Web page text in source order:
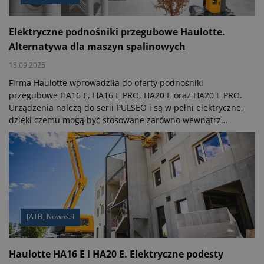
Elektryczne podnośniki przegubowe Haulotte.
Alternatywa dla maszyn spalinowych
18.09.2025
Firma Haulotte wprowadziła do oferty podnośniki
przegubowe HA16 E, HA16 E PRO, HA20 E oraz HA20 E PRO.
Urządzenia należą do serii PULSEO i są w pełni elektryczne,
dzięki czemu mogą być stosowane zarówno wewnątrz
obiektów, jak i na zewnątrz, również w miejscach objętych
ograniczeniami dla maszyn spalinowych.
[ATB] Nowości
Haulotte HA16 E i HA20 E. Elektryczne podesty